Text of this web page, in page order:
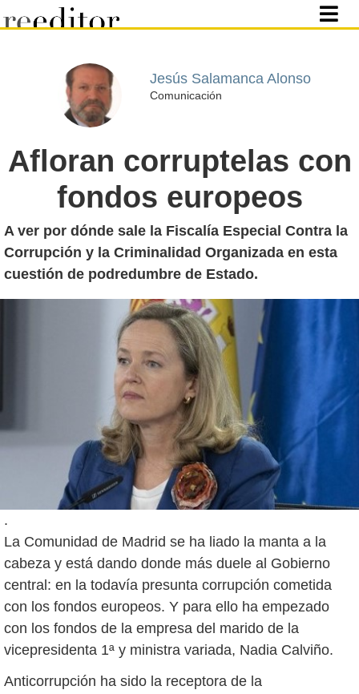
Jesús Salamanca Alonso
Comunicación
Afloran corruptelas con
fondos europeos
A ver por dónde sale la Fiscalía Especial Contra la
Corrupción y la Criminalidad Organizada en esta
cuestión de podredumbre de Estado.
.
La Comunidad de Madrid se ha liado la manta a la
cabeza y está dando donde más duele al Gobierno
central: en la todavía presunta corrupción cometida
con los fondos europeos. Y para ello ha empezado
con los fondos de la empresa del marido de la
vicepresidenta 1ª y ministra variada, Nadia Calviño.
Anticorrupción ha sido la receptora de la